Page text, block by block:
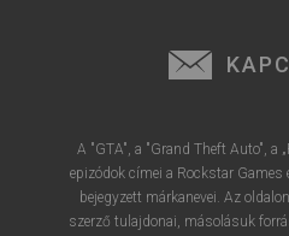
A "GTA", a "Grand Theft Auto", a
epizódok címei a Rockstar Games
bejegyzett márkanevei. Az
szerző tulajdonai, másolásuk